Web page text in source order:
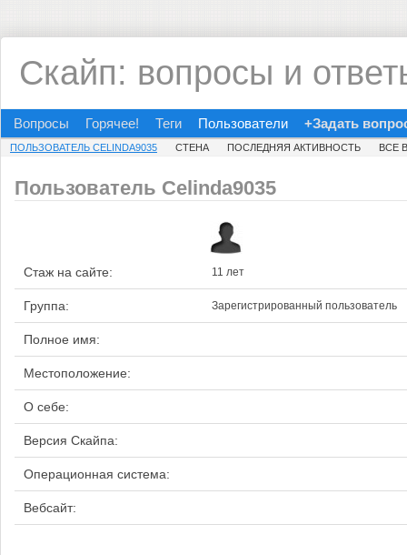
Скайп: вопросы и
Вопросы Горячее! Теги Пользователи +Задать
ПОЛЬЗОВАТЕЛЬ CELINDA9035 СТЕНА ПОСЛЕДНЯЯ АКТИВНОСТЬ ВСЕ
Пользователь Celinda9035
Стаж на сайте: 11 лет
Группа: Зарегистрированный пользователь
Полное имя:
Местоположение:
О себе:
Версия Скайпа:
Операционная система:
Вебсайт: